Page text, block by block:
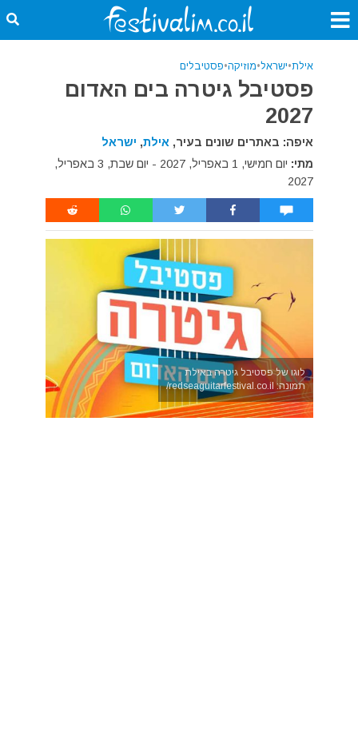
אילת•ישראל•מוזיקה•פסטיבלים
פסטיבל גיטרה בים האדום
2027
איפה: באתרים שונים בעיר, אילת, ישראל
מתי:
יום חמישי, 1 באפריל, 2027 - יום שבת, 3 באפריל,
2027
לוגו של פסטיבל גיטרה באילת
תמונה: redseaguitarfestival.co.il/